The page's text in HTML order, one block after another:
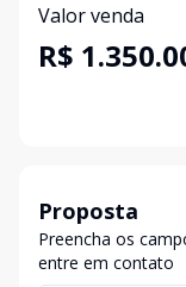
Valor venda
R$
Proposta
Preencha os
entre em contato